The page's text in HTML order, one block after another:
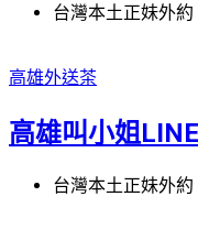
台灣本土正妹外約
高雄外送茶
高雄叫小姐
台灣本土正妹外約